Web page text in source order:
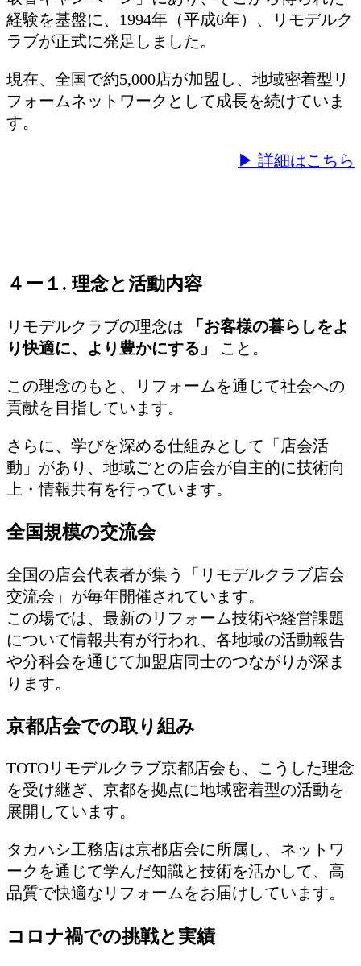
経験を基盤に、1994年（平成6年）、リモデルク
ラブが正式に発足しました。
現在、全国で約5,000店が加盟し、地域密着型リ
フォームネットワークとして成長を続けていま
す。
▶ 詳細はこちら
４ー１. 理念と活動内容
リモデルクラブの理念は
「お客様の暮らしをよ
り快適に、より豊かにする」 こと。
この理念のもと、リフォームを通じて社会への
貢献を目指しています。
さらに、学びを深める仕組みとして「店会活
動」があり、地域ごとの店会が自主的に技術向
上・情報共有を行っています。
全国規模の交流会
全国の店会代表者が集う「リモデルクラブ店会
交流会」が毎年開催されています。
この場では、最新のリフォーム技術や経営課題
について情報共有が行われ、各地域の活動報告
や分科会を通じて加盟店同士のつながりが深ま
ります。
京都店会での取り組み
TOTOリモデルクラブ京都店会も、こうした理念
を受け継ぎ、京都を拠点に地域密着型の活動を
展開しています。
タカハシ工務店は京都店会に所属し、ネットワ
ークを通じて学んだ知識と技術を活かして、高
品質で快適なリフォームをお届けしています。
コロナ禍での挑戦と実績